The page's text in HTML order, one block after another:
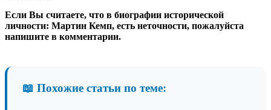
Если Вы считаете, что в биографии исторической
личности: Мартин Кемп, есть неточности, пожалуйста
напишите в комментарии.
📖 Похожие статьи по теме: